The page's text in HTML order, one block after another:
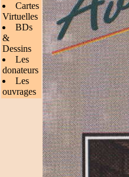
Cartes
Virtuelles
BDs
&
Dessins
Les
donateurs
Les
ouvrages